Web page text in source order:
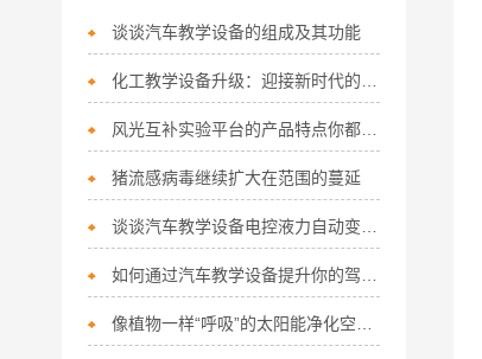
谈谈汽车教学设备的组成及其功能
风光互补实验平台的产品特点你都知道吗？
猪流感病毒继续扩大在范围的蔓延